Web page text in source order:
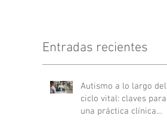
Entradas recientes
Autismo a lo largo del
ciclo vital: claves para
una práctica clínica